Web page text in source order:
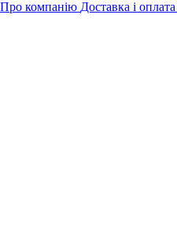
Про компанію Доставка і оплата